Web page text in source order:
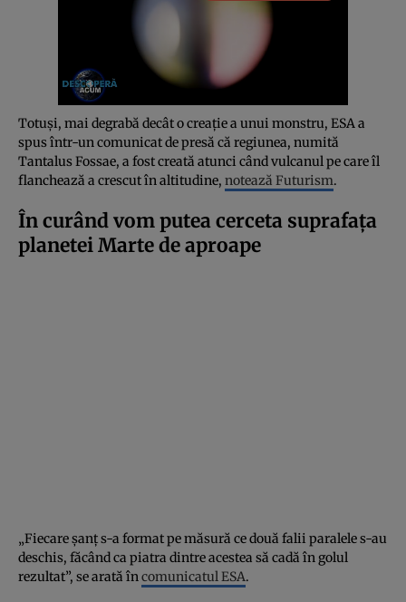
Totuși, mai degrabă decât o creație a unui monstru, ESA a
spus într-un comunicat de presă că regiunea, numită
Tantalus Fossae, a fost creată atunci când vulcanul pe care îl
flanchează a crescut în altitudine, notează Futurism.
În curând vom putea cerceta suprafața
planetei Marte de aproape
„Fiecare șanț s-a format pe măsură ce două falii paralele s-au
deschis, făcând ca piatra dintre acestea să cadă în golul
rezultat”, se arată încomunicatul ESA.